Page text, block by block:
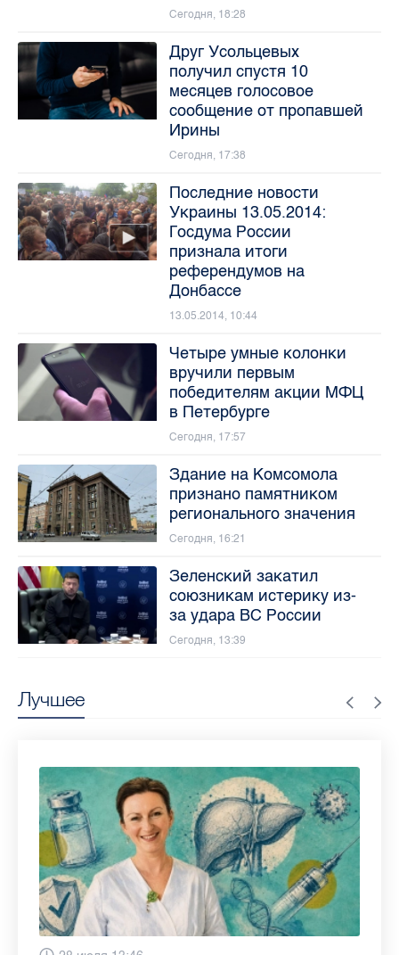
Лучшее
Сегодня, 18:28
Друг Усольцевых
получил спустя 10
месяцев голосовое
сообщение от пропавшей
Ирины
Сегодня, 17:38
Последние новости
Украины 13.05.2014:
Госдума России
признала итоги
референдумов на
Донбассе
13.05.2014, 10:44
Четыре умные колонки
вручили первым
победителям акции МФЦ
в Петербурге
Сегодня, 17:57
Здание на Комсомола
признано памятником
регионального значения
Сегодня, 16:21
Зеленский закатил
союзникам истерику из-
за удара ВС России
Сегодня, 13:39